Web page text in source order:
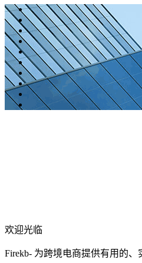
欢迎光临
Firekb- 为跨境电商提供有用的、